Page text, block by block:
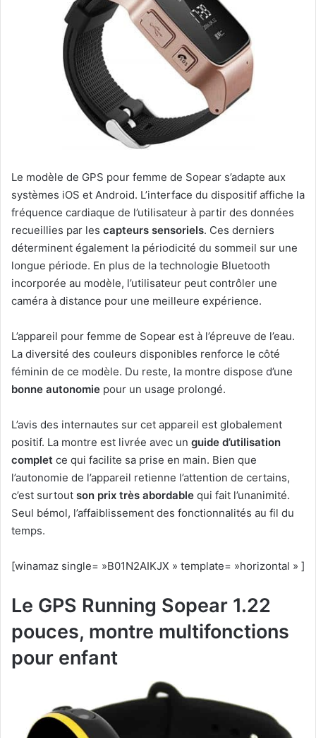
Le modèle de GPS pour femme de Sopear s’adapte aux
systèmes iOS et Android. L’interface du dispositif affiche la
fréquence cardiaque de l’utilisateur à partir des données
recueillies par les capteurs sensoriels. Ces derniers
déterminent également la périodicité du sommeil sur une
longue période. En plus de la technologie Bluetooth
incorporée au modèle, l’utilisateur peut contrôler une
caméra à distance pour une meilleure expérience.
L’appareil pour femme de Sopear est à l’épreuve de l’eau.
La diversité des couleurs disponibles renforce le côté
féminin de ce modèle. Du reste, la montre dispose d’une
bonne autonomie pour un usage prolongé.
L’avis des internautes sur cet appareil est globalement
positif. La montre est livrée avec un guide d’utilisation
complet ce qui facilite sa prise en main. Bien que
l’autonomie de l’appareil retienne l’attention de certains,
c’est surtout son prix très abordable qui fait l’unanimité.
Seul bémol, l’affaiblissement des fonctionnalités au fil du
temps.
[winamaz single= »B01N2AIKJX » template= »horizontal » ]
Le GPS Running Sopear 1.22
pouces, montre multifonctions
pour enfant